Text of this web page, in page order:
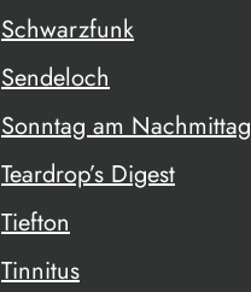
Schwarzfunk
Sendeloch
Sonntag am Nachmittag
Teardrop’s Digest
Tiefton
Tinnitus